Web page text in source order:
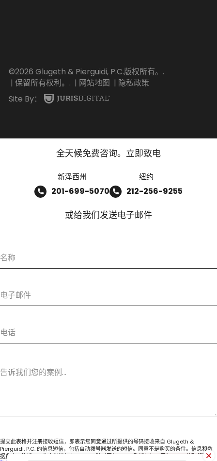
©2026 Glugeth & Pierguidi, P.C.版权所有。.
| 保留所有权利。. | 网站地图 | 隐私政策
Site By：
全天候免费咨询。立即致电
新泽西州
201-699-5070
纽约
212-256-9255
或给我们发送电子邮件
提交此表格并注册接收短信，即表示您同意通过所提供的号码接收来自 Glugeth &
Pierguidi, P.C. 的信息短信，包括自动拨号器发送的短信。同意不是购买的条件。信息和数
据费率可能适用。信息发送频率不一。可随时回复 STOP 取消订阅。回复 HELP 获取帮助。.